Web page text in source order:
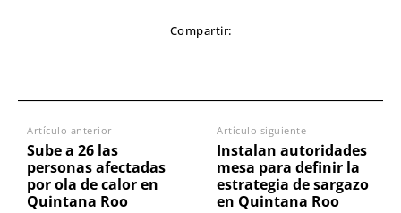
Compartir:
Artículo anterior
Sube a 26 las
personas afectadas
por ola de calor en
Quintana Roo
Artículo siguiente
Instalan autoridades
mesa para definir la
estrategia de sargazo
en Quintana Roo